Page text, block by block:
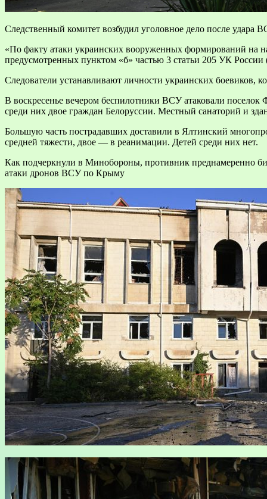
Следственный комитет возбудил уголовное дело после
«По факту атаки украинских вооруженных формирований на
предусмотренных пунктом «б» частью 3 статьи 205 УК
Следователи устанавливают личности украинских боевиков,
В воскресенье вечером беспилотники ВСУ атаковали
среди них двое граждан Белоруссии. Местный санаторий и
Большую часть пострадавших доставили в Ялтинский
средней тяжести, двое — в реанимации. Детей среди них нет.
Как подчеркнули в Минобороны, противник преднамеренно
атаки дронов ВСУ по Крыму